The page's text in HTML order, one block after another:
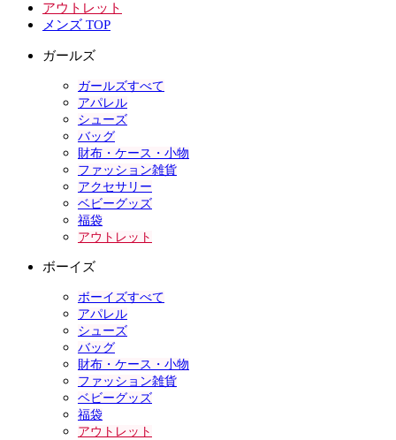
アウトレット
メンズ TOP
ガールズ
ガールズすべて
アパレル
シューズ
バッグ
財布・ケース・小物
ファッション雑貨
アクセサリー
ベビーグッズ
福袋
アウトレット
ボーイズ
ボーイズすべて
アパレル
シューズ
バッグ
財布・ケース・小物
ファッション雑貨
ベビーグッズ
福袋
アウトレット